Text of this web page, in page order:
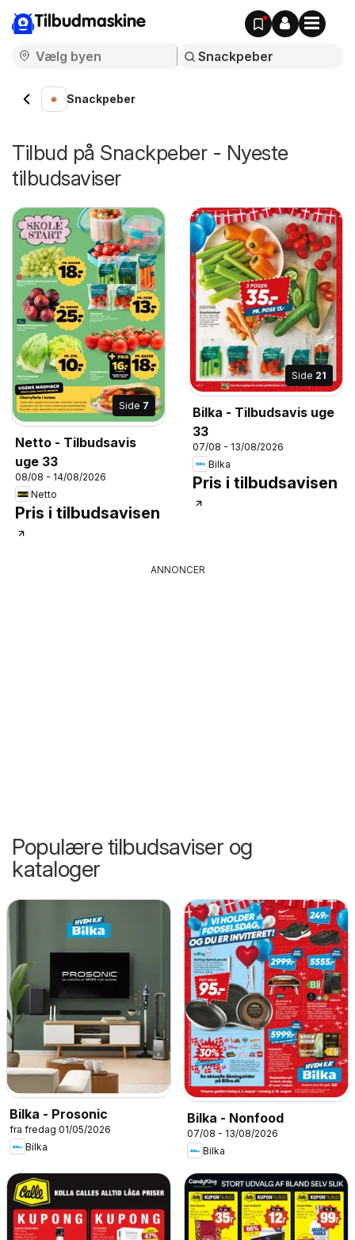
Tilbudmaskine
Snackpeber
Tilbud på Snackpeber - Nyeste
tilbudsaviser
Side 7
Netto - Tilbudsavis
uge 33
08/08 - 14/08/2026
Netto
Pris i tilbudsavisen
Side 21
Bilka - Tilbudsavis uge
33
07/08 - 13/08/2026
Bilka
Pris i tilbudsavisen
ANNONCER
Populære tilbudsaviser og
kataloger
Bilka - Prosonic
fra fredag 01/05/2026
Bilka
Bilka - Nonfood
07/08 - 13/08/2026
Bilka